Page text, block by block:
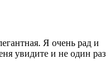
Я очень рад и
увидите и не один раз